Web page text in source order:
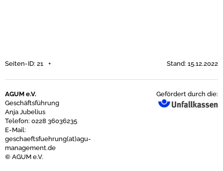
Seiten-ID: 21 Stand: 15.12.2022
AGUM e.V.
Geschäftsführung
Anja Jubelius
Telefon: 0228 36036235
E-Mail:
geschaeftsfuehrung(at)agu-
management.de
Gefördert durch die:
© AGUM e.V.